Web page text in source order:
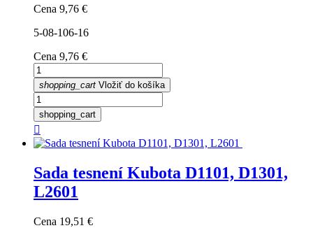
Cena 9,76 €
5-08-106-16
Cena 9,76 €
shopping_cart Vložiť do košíka
shopping_cart

Sada tesnení Kubota D1101, D1301,
L2601
Cena 19,51 €